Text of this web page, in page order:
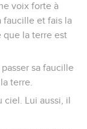
voix forte à
faucille et fais la
que la terre est
sa faucille
terre.
ciel. Lui aussi, il